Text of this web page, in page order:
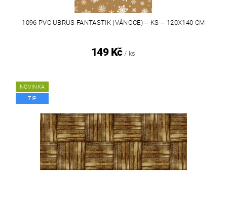
1096 PVC UBRUS FANTASTIK (VÁNOCE) -- KS -- 120X140 CM
149 Kč / ks
NOVINKA
TIP